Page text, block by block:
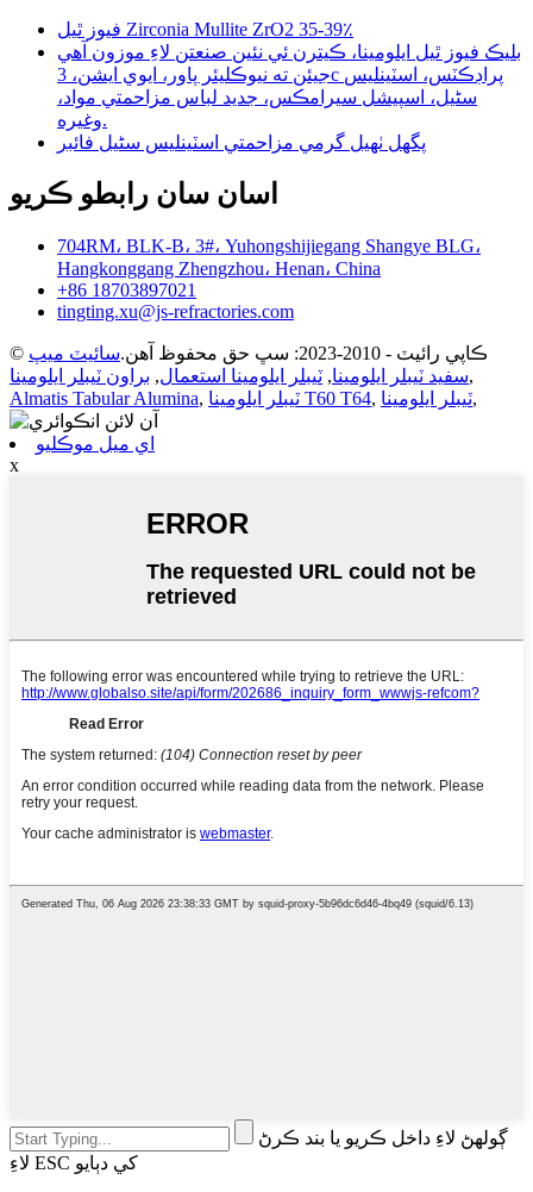
فيوز ٿيل Zirconia Mullite ZrO2 35-39٪
بليڪ فيوز ٿيل ايلومينا، ڪيترن ئي نئين صنعتن لاءِ موزون آهي
جيئن ته نيوڪليئر پاور، ايوي ايشن، 3c پراڊڪٽس، اسٽينلیس
سٹیل، اسپيشل سيرامڪس، جديد لباس مزاحمتي مواد،
وغيره.
پگھل ٺهيل گرمي مزاحمتي اسٽينلیس سٹیل فائبر
اسان سان رابطو ڪريو
704RM، BLK-B، 3#، Yuhongshijiegang Shangye BLG،
Hangkonggang Zhengzhou، Henan، China
+86 18703897021
tingting.xu@js-refractories.com
© ڪاپي رائيٽ - 2010-2023: سڀ حق محفوظ آهن.
سائيٽ ميپ
سفيد ٽيبلر ايلومينا, ٽيبلر ايلومينا استعمال, براون ٽيبلر ايلومينا
,
Almatis Tabular Alumina, ٽيبلر ايلومينا T60 T64, ٽيبلر ايلومينا,
اي ميل موڪليو
x
ڳولهڻ لاءِ داخل ڪريو يا بند ڪرڻ
لاءِ ESC کي دٻايو